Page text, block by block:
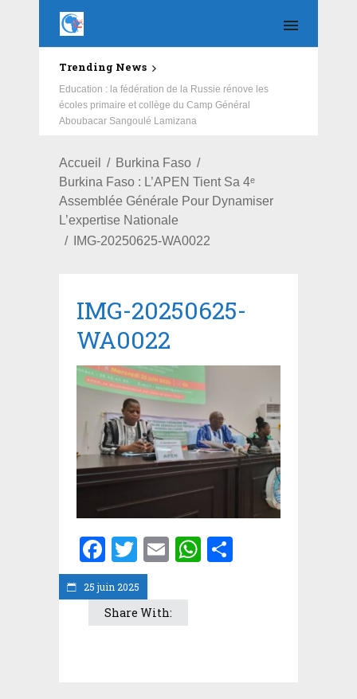
Trending News
Education : la fédération de la Russie rénove les
écoles primaire et collège du Camp Général
Aboubacar Sangoulé Lamizana
Accueil
Burkina Faso
Burkina Faso : L’APEN Tient Sa 4ᵉ
Assemblée Générale Pour Dynamiser
L’expertise Nationale
IMG-20250625-WA0022
25 juin 2025
IMG-20250625-
WA0022
Facebook
Twitter
EmailWhatsApp
Share With: